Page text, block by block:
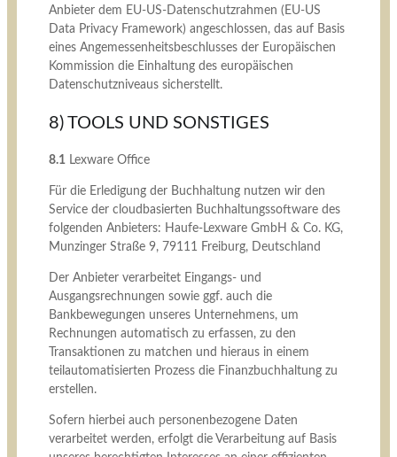
Anbieter dem EU-US-Datenschutzrahmen (EU-US
Data Privacy Framework) angeschlossen, das auf Basis
eines Angemessenheitsbeschlusses der Europäischen
Kommission die Einhaltung des europäischen
Datenschutzniveaus sicherstellt.
8) TOOLS UND SONSTIGES
8.1 Lexware Office
Für die Erledigung der Buchhaltung nutzen wir den
Service der cloudbasierten Buchhaltungssoftware des
folgenden Anbieters: Haufe-Lexware GmbH & Co. KG,
Munzinger Straße 9, 79111 Freiburg, Deutschland
Der Anbieter verarbeitet Eingangs- und
Ausgangsrechnungen sowie ggf. auch die
Bankbewegungen unseres Unternehmens, um
Rechnungen automatisch zu erfassen, zu den
Transaktionen zu matchen und hieraus in einem
teilautomatisierten Prozess die Finanzbuchhaltung zu
erstellen.
Sofern hierbei auch personenbezogene Daten
verarbeitet werden, erfolgt die Verarbeitung auf Basis